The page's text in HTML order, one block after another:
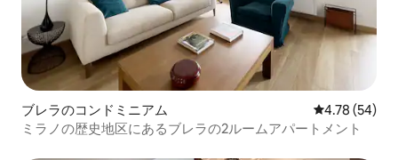
ブレラのコンドミニアム レビュー54
4.78 (54)
ミラノの歴史地区にあるブレラの2ルームアパートメント